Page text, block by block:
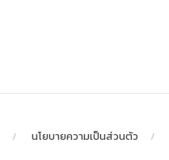
นโยบายความเป็นส่วนตัว